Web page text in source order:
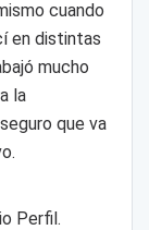
cuando
en distintas
mucho
la
que va
Perfil.